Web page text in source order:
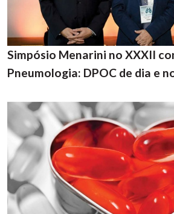
Simpósio Menarini no XXXII
Pneumologia: DPOC de dia e